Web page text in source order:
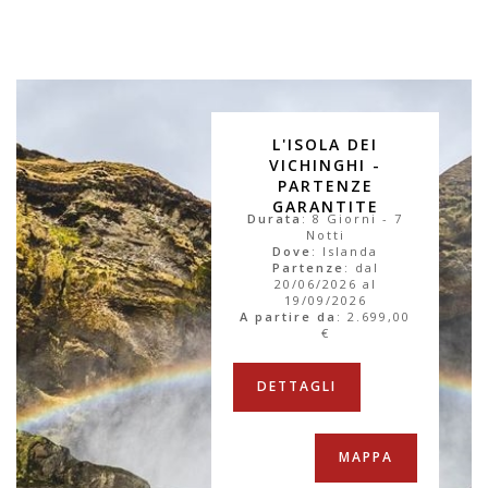
L'ISOLA DEI
VICHINGHI -
PARTENZE
GARANTITE
Durata : 8 Giorni - 7
Notti
Dove : Islanda
Partenze : dal
20/06/2026 al
19/09/2026
A partire da :2.699,00
€
DETTAGLI
MAPPA